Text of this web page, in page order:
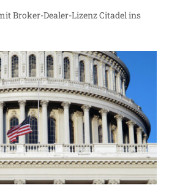
Broker-Dealer-Lizenz Citadel ins